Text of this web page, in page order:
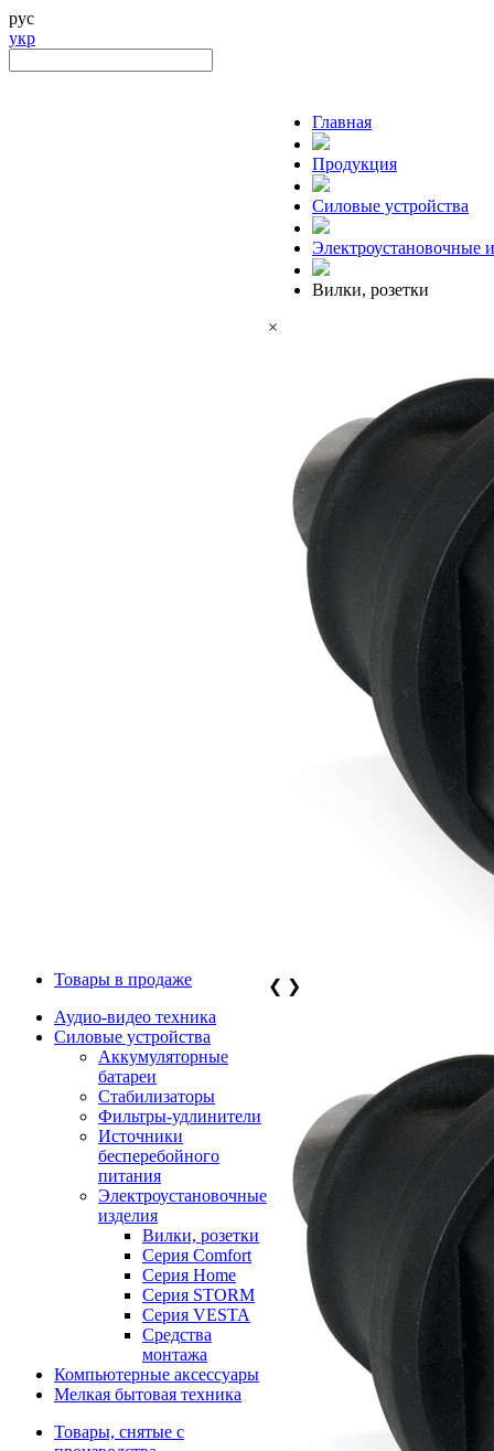
рус
укр
Товары в продаже
Аудио-видео техника
Силовые устройства
Аккумуляторные
батареи
Стабилизаторы
Фильтры-удлинители
Источники
бесперебойного
питания
Электроустановочные
изделия
Вилки, розетки
Серия Comfort
Серия Home
Серия STORM
Серия VESTA
Средства
монтажа
Компьютерные аксессуары
Мелкая бытовая техника
Товары, снятые с
Главная
Продукция
Силовые устройства
Электроустановочные
Вилки, розетки
×
❮ ❯